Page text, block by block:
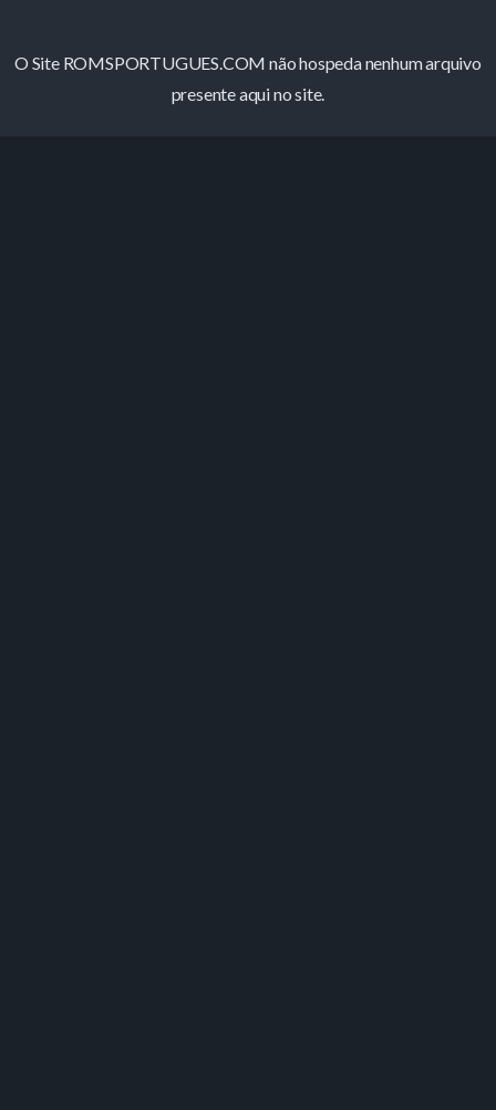
O Site ROMSPORTUGUES.COM não hospeda nenhum arquivo
presente aqui no site.